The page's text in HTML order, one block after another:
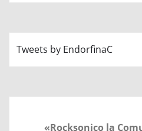
Tweets by EndorfinaC
«Rocksonico la